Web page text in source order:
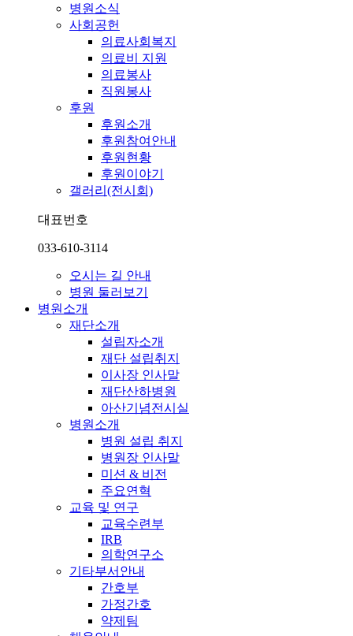
병원소식
사회공헌
의료사회복지
의료비 지원
의료봉사
직원봉사
후원
후원소개
후원참여안내
후원현황
후원이야기
갤러리(전시회)
대표번호
033-610-3114
오시는 길 안내
병원 둘러보기
병원소개
재단소개
설립자소개
재단 설립취지
이사장 인사말
재단산하병원
아산기념전시실
병원소개
병원 설립 취지
병원장 인사말
미션 & 비전
주요연혁
교육 및 연구
교육수련부
IRB
의학연구소
기타부서안내
간호부
가정간호
약제팀